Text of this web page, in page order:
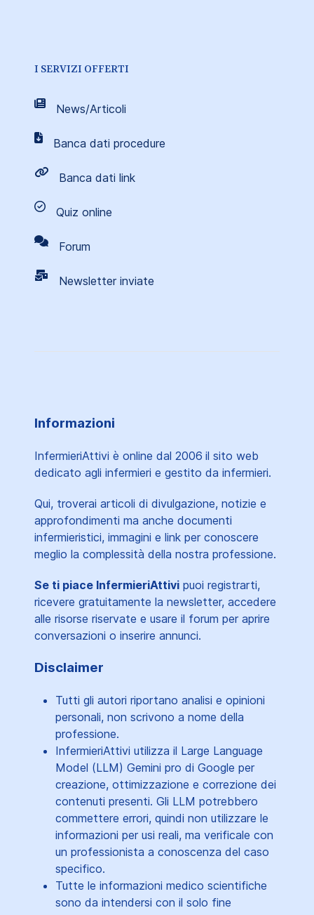
I SERVIZI OFFERTI
News/Articoli
Banca dati procedure
Banca dati link
Quiz online
Forum
Newsletter inviate
Informazioni
InfermieriAttivi è online dal 2006 il sito web
dedicato agli infermieri e gestito da infermieri.
Qui, troverai articoli di divulgazione, notizie e
approfondimenti ma anche documenti
infermieristici, immagini e link per conoscere
meglio la complessità della nostra professione.
Se ti piace InfermieriAttivi puoi registrarti,
ricevere gratuitamente la newsletter, accedere
alle risorse riservate e usare il forum per aprire
conversazioni o inserire annunci.
Disclaimer
Tutti gli autori riportano analisi e opinioni
personali, non scrivono a nome della
professione.
InfermieriAttivi utilizza il Large Language
Model (LLM) Gemini pro di Google per
creazione, ottimizzazione e correzione dei
contenuti presenti. Gli LLM potrebbero
commettere errori, quindi non utilizzare le
informazioni per usi reali, ma verificale con
un professionista a conoscenza del caso
specifico.
Tutte le informazioni medico scientifiche
sono da intendersi con il solo fine